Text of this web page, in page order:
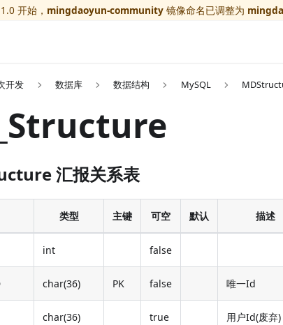
开始， mingdaoyun-community 镜像命名已调整为
开发 数据库 数据结构 MySQL
汇报关系表
类型 主键 可空 默认 描述
int false
char(36) PK false 唯一Id
char(36) true 用户Id(废弃)